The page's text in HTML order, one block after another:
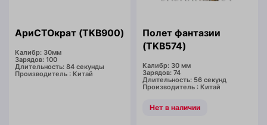
АриСТОкрат (TKB900)
Калибр: 30мм
Зарядов: 100
Длительность: 84 секунды
Производитель : Китай
Полет фантазии
(TKB574)
Калибр: 30 мм
Зарядов: 74
Длительность: 56 секунд
Производитель : Китай
Нет в наличии